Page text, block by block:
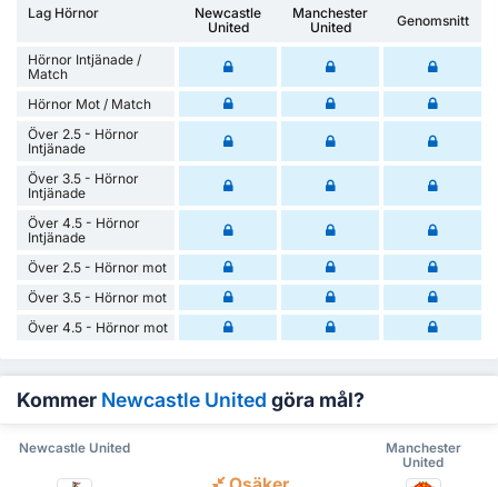
Lag Hörnor
Newcastle
United
Manchester
United
Genomsnitt
Hörnor Intjänade /
Match
Hörnor Mot / Match
Över 2.5 - Hörnor
Intjänade
Över 3.5 - Hörnor
Intjänade
Över 4.5 - Hörnor
Intjänade
Över 2.5 - Hörnor mot
Över 3.5 - Hörnor mot
Över 4.5 - Hörnor mot
Kommer Newcastle United göra mål?
Newcastle United
Manchester
United